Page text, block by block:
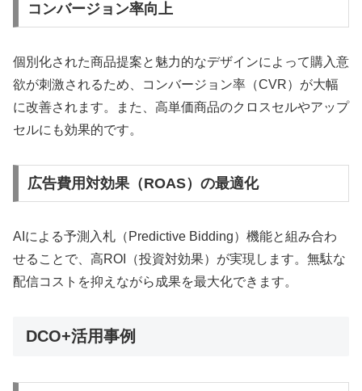
コンバージョン率向上
個別化された商品提案と魅力的なデザインによって購入意
欲が刺激されるため、コンバージョン率（CVR）が大幅
に改善されます。また、高単価商品のクロスセルやアップ
セルにも効果的です。
広告費用対効果（ROAS）の最適化
AIによる予測入札（Predictive Bidding）機能と組み合わ
せることで、高ROI（投資対効果）が実現します。無駄な
配信コストを抑えながら成果を最大化できます。
DCO+活用事例